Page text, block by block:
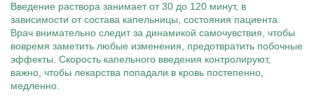
Введение раствора занимает от 30 до 120 минут, в
зависимости от состава капельницы, состояния пациента.
Врач внимательно следит за динамикой самочувствия, чтобы
вовремя заметить любые изменения, предотвратить побочные
эффекты. Скорость капельного введения контролируют,
важно, чтобы лекарства попадали в кровь постепенно,
медленно.